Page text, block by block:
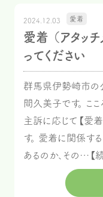
2024.12.03 愛着
愛着 （アタッ
ってください
群馬県伊勢崎市の
間久美子です。 こ
主訴に応じて【愛着
す。 愛着に関係す
あるのか、その…【